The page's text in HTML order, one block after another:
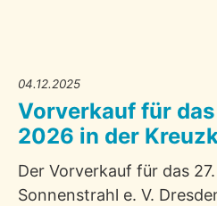
04.12.2025
Vorverkauf für
2026 in der
Der Vorverkauf für das
Sonnenstrahl e. V.